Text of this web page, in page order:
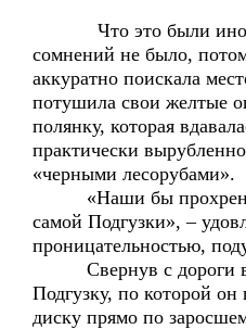
Что это были
сомнений не было,
аккуратно поискала
потушила свои желтые
полянку, которая
практически
«черными лесорубами».
«Наши бы
самой Подгузки», –
проницательностью,
Свернув с дороги в
Подгузку, по которой
диску прямо по